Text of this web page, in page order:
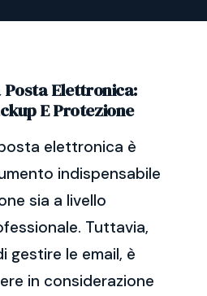
Posta Elettronica:
E Protezione
elettronica è
indispensabile
sia a livello
Tuttavia,
gestire le email, è
in considerazione